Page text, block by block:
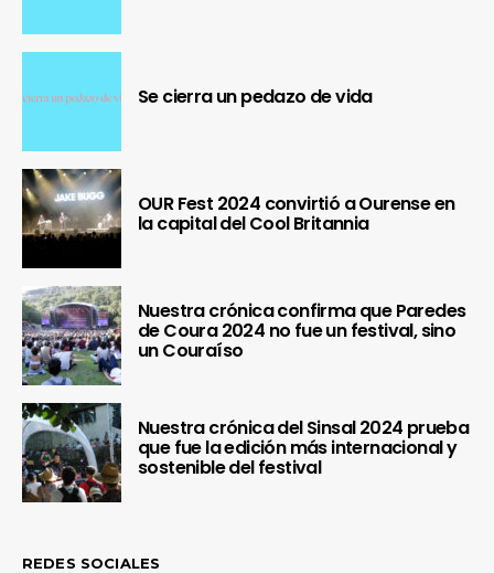
Se cierra un pedazo de vida
OUR Fest 2024 convirtió a Ourense en
la capital del Cool Britannia
Nuestra crónica confirma que Paredes
de Coura 2024 no fue un festival, sino
un Couraíso
Nuestra crónica del Sinsal 2024 prueba
que fue la edición más internacional y
sostenible del festival
REDES SOCIALES